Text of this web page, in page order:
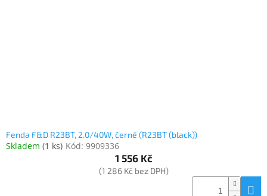
Fenda F&D R23BT, 2.0/40W, černé (R23BT (black))
Skladem (1 ks) Kód: 9909336
1 556 Kč
(1 286 Kč bez DPH)